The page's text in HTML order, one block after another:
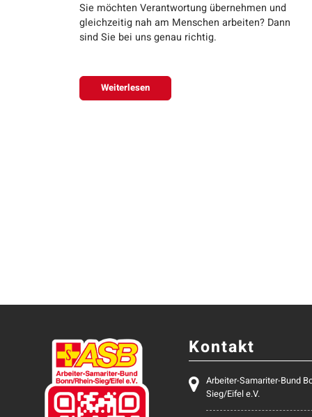
Sie möchten Verantwortung übernehmen und
gleichzeitig nah am Menschen arbeiten? Dann
sind Sie bei uns genau richtig.
Weiterlesen
Kontakt
Arbeiter-Samariter-Bund
Sieg/Eifel e.V.